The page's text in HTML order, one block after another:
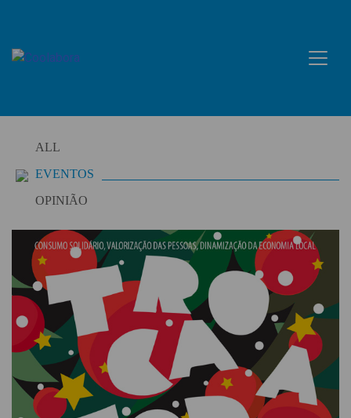
content
ALL
EVENTOS
OPINIÃO